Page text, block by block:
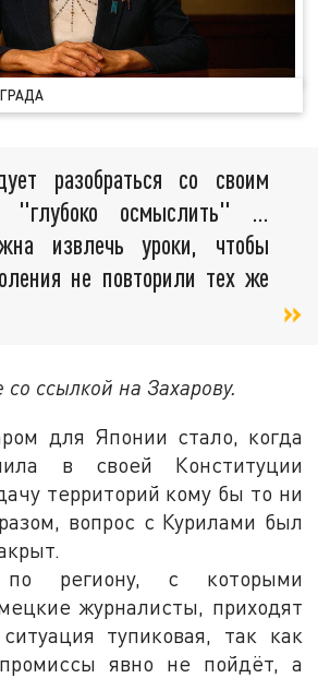
разобраться со своим
осмыслить" …
извлечь уроки, чтобы
не повторили тех же
ссылкой на Захарову.
для Японии стало, когда
в своей Конституции
территорий кому бы то ни
вопрос с Курилами был
по региону, с которыми
журналисты, приходят
тупиковая, так как
явно не пойдёт, а